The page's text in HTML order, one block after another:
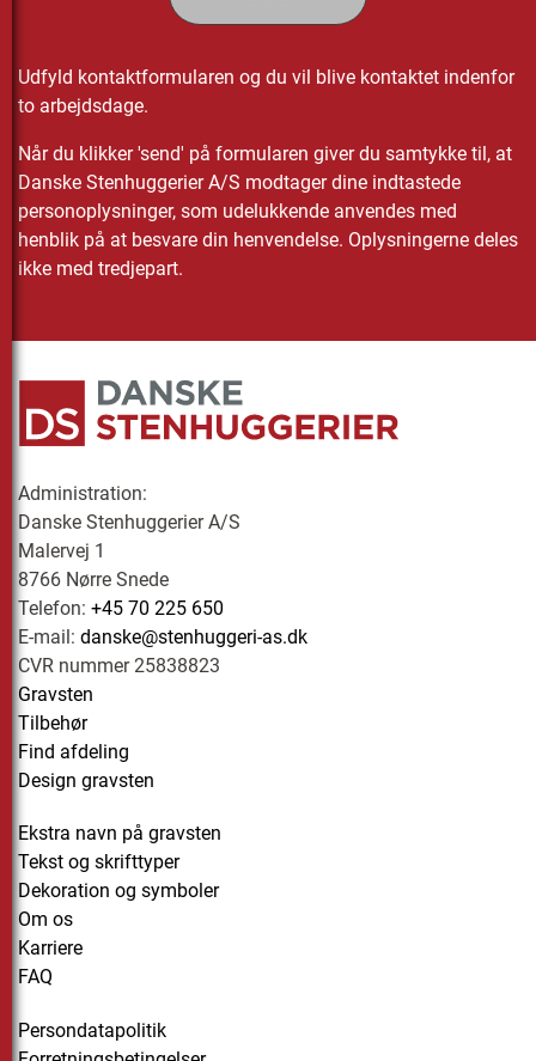
Udfyld kontaktformularen og du vil blive kontaktet indenfor
to arbejdsdage.
Når du klikker 'send' på formularen giver du samtykke til, at
Danske Stenhuggerier A/S modtager dine indtastede
personoplysninger, som udelukkende anvendes med
henblik på at besvare din henvendelse. Oplysningerne deles
ikke med tredjepart.
Administration:
Danske Stenhuggerier A/S
Malervej 1
8766 Nørre Snede
Telefon: +45 70 225 650
E-mail: danske@stenhuggeri-as.dk
CVR nummer 25838823
Gravsten
Tilbehør
Find afdeling
Design gravsten
Ekstra navn på gravsten
Tekst og skrifttyper
Dekoration og symboler
Om os
Karriere
FAQ
Persondatapolitik